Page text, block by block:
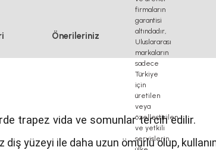
Önerileriniz
trapez vida ve somunlar tercih edilir.
diş yüzeyi ile daha uzun ömürlü olup,